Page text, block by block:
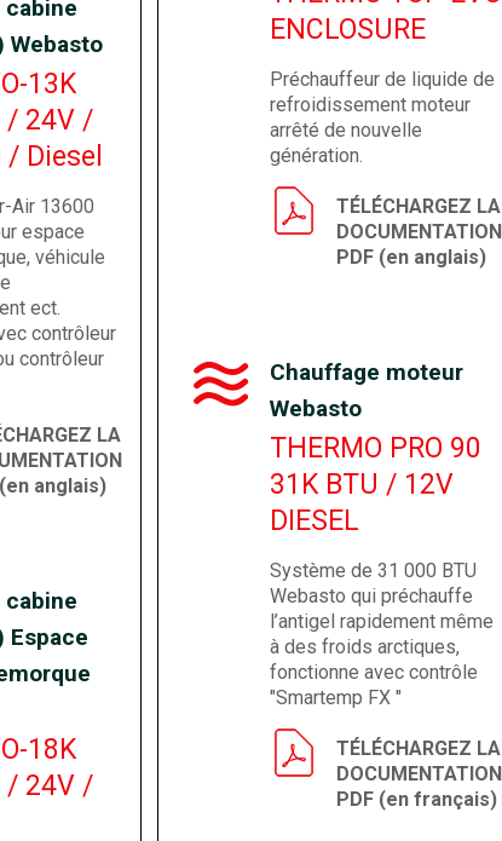
cabine
Webasto
13K
/ 24V /
Diesel
Air 13600
espace
véhicule
ect.
contrôleur
contrôleur
LA
(en anglais)
cabine
Espace
18K
/ 24V /
ENCLOSURE
Préchauffeur de liquide de
refroidissement moteur
arrêté de nouvelle
génération.
TÉLÉCHARGEZ LA
DOCUMENTATION
PDF (en anglais)
Chauffage moteur
Webasto
THERMO PRO 90
31K BTU / 12V
DIESEL
Système de 31 000 BTU
Webasto qui préchauffe
l’antigel rapidement même
à des froids arctiques,
fonctionne avec contrôle
"Smartemp FX "
TÉLÉCHARGEZ LA
DOCUMENTATION
PDF (en français)